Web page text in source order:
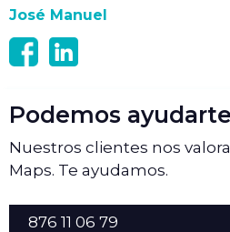
José Manuel
Podemos ayudarte
Nuestros clientes nos
Maps. Te ayudamos.
876 11 06 79